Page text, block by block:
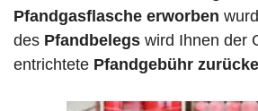
Pfandgasflasche erworben
des Pfandbelegs wird Ihnen der
entrichtete Pfandgebühr